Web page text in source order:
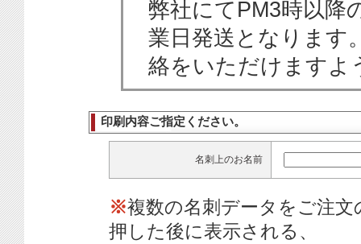
弊社にてPM3時以降
業日発送となります
絡をいただけますよ
印刷内容ご指定ください。
名刺上のお名前
※複数の名刺データをご注
押した後に表示される、